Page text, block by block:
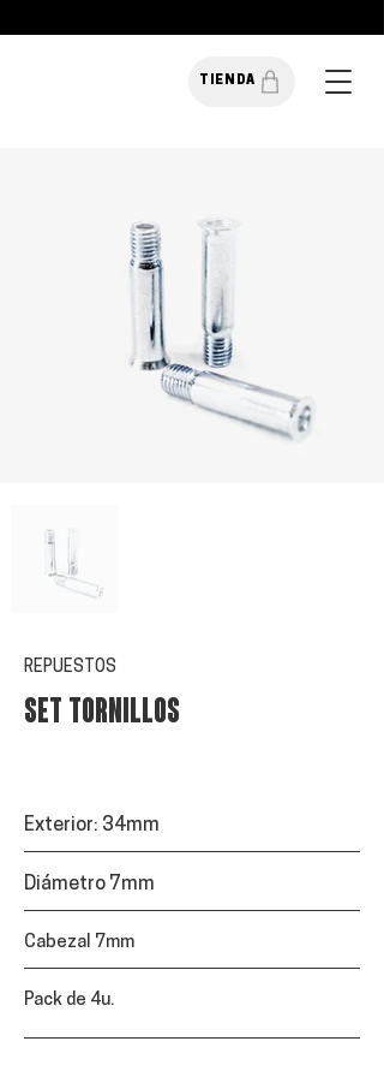
TIENDA
REPUESTOS
SET TORNILLOS
Exterior: 34mm
Diámetro 7mm
Cabezal 7mm
Pack de 4u.